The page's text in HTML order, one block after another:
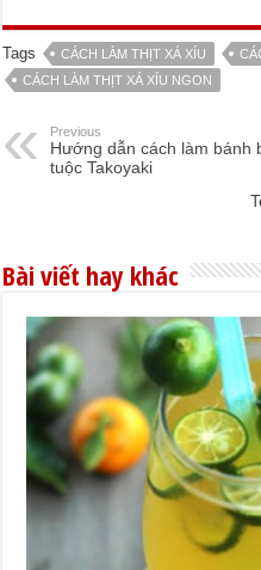
Tags CÁCH LÀM THỊT XÁ XÍU
CÁCH LÀM THỊT XÁ XÍU NGON
Previous
Hướng dẫn cách làm bánh
tuộc Takoyaki
Bài viết hay khác